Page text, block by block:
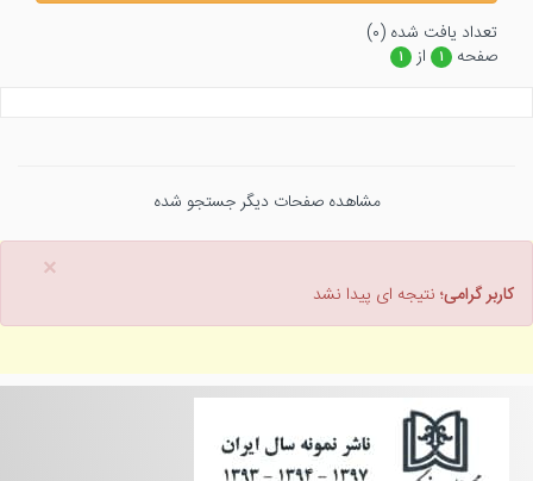
تعداد يافت شده (۰)
صفحه
۱ از ۱
مشاهده صفحات دیگر جستجو شده
×
کاربر گرامی؛ نتیجه ای پیدا نشد